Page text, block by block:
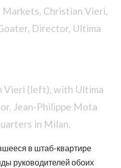
Christian Vieri,
Director, Ultima
Vieri (left), with Ultima
Jean-Philippe Mota
in Milan.
в штаб-квартире
руководителей обоих